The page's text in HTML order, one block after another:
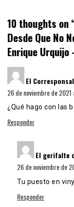
10 thoughts on
Desde Que No
Enrique Urquijo
El
26 de noviembre de 2021
¿Qué hago con las
Responder
El gerifalte
26 de noviembre de
Tu puesto en
Responder